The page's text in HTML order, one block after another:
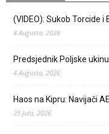
(VIDEO): Sukob Torcide i
8 Augusta, 2026
Predsjednik Poljske
4 Augusta, 2026
Haos na Kipru: Navijači
25 Jula, 2026